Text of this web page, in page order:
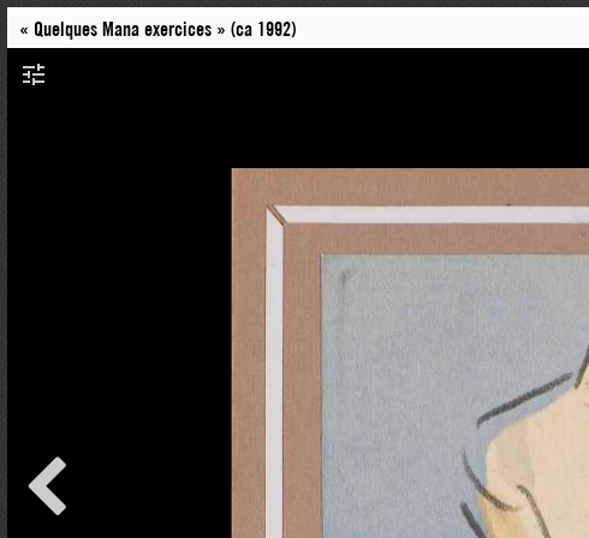
« Quelques Mana exercices » (ca 1992)
tune